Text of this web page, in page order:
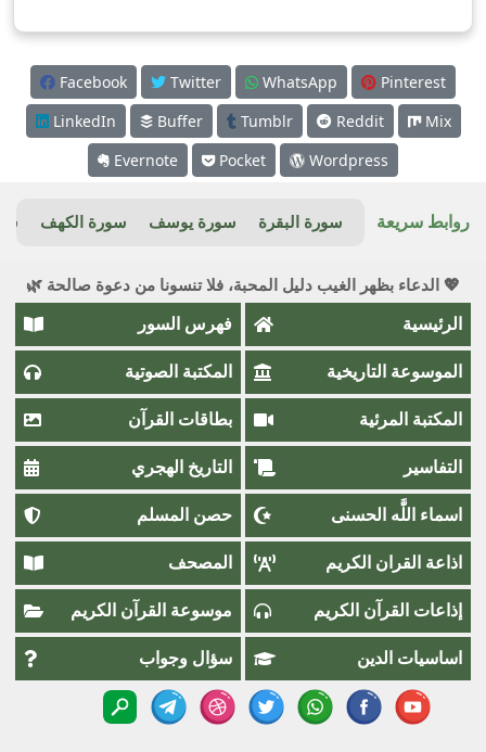
Facebook Twitter WhatsApp
Pinterest
LinkedIn
Buffer Tumblr Reddit
Mix
Evernote
Pocket Wordpress
روابط سريعة سورة البقرة سورة يوسف سورة الكهف
💖 الدعاء بظهر الغيب دليل المحبة، فلا تنسونا من دعوة صالحة 🌿
الرئيسية فهرس السور
الموسوعة التاريخية المكتبة الصوتية
المكتبة المرئية بطاقات القرآن
التفاسير التاريخ الهجري
اسماء اللَّٰه الحسنى حصن المسلم
اذاعة القران الكريم المصحف
إذاعات القرآن الكريم موسوعة القرآن الكريم
اساسيات الدين سؤال وجواب